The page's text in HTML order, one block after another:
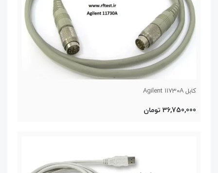
کابل Agilent 11730A
36,750,000 تومان